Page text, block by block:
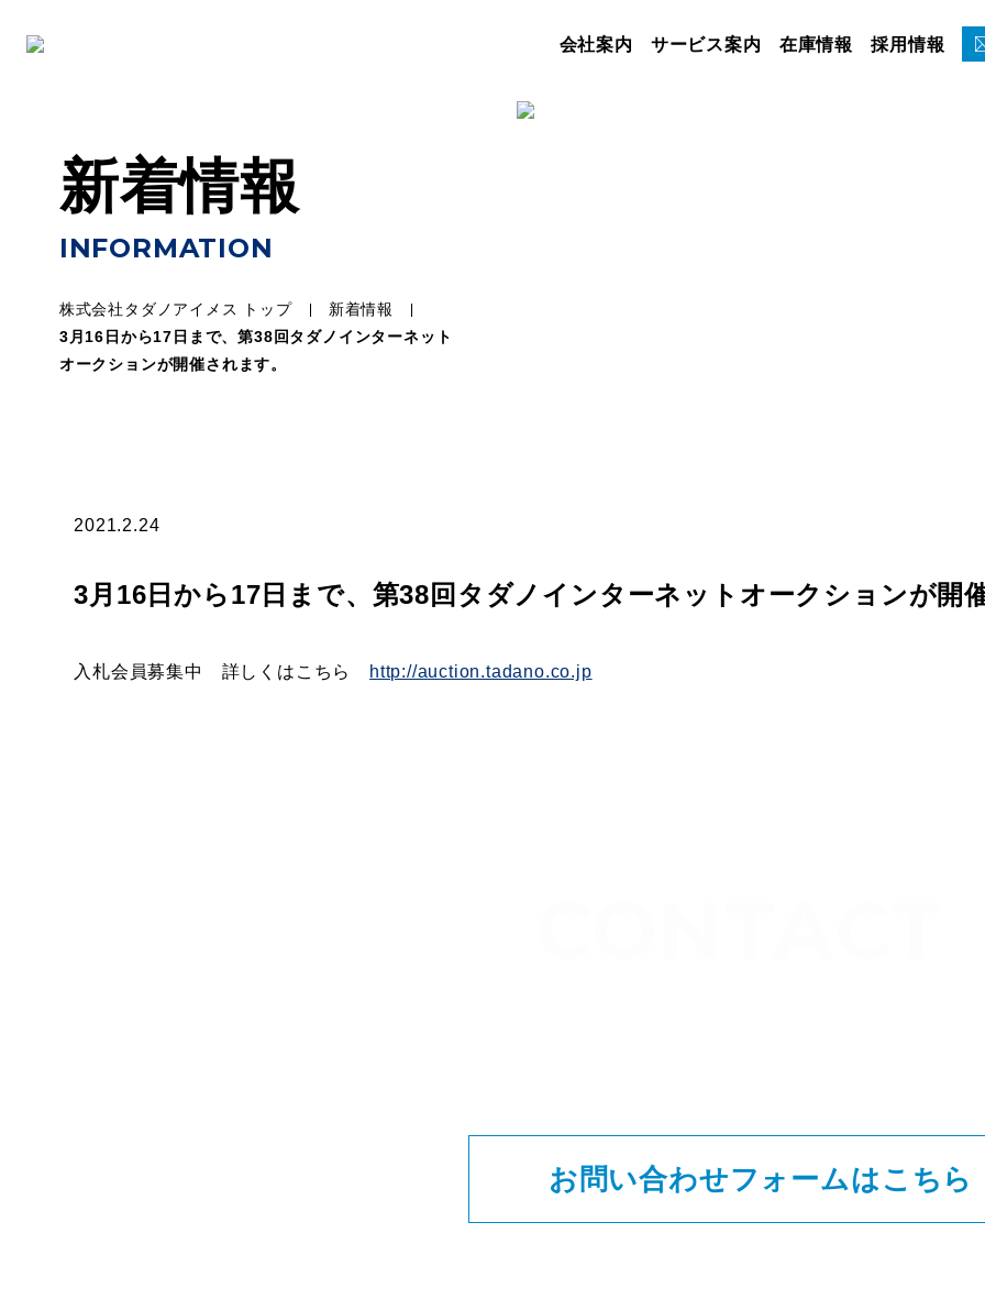
会社案内 サービス案内 在庫情報 採用情報
新着情報
INFORMATION
株式会社タダノアイメス トップ
新着情報
3月16日から17日まで、第38回タダノインターネット
オークションが開催されます。
2021.2.24
3月16日から17日まで、第38回タダノインターネットオークションが開
入札会員募集中 詳しくはこちら http://auction.tadano.co.jp
お問い合わせフォームはこちら